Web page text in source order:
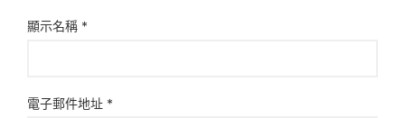
顯示名稱 *
電子郵件地址 *